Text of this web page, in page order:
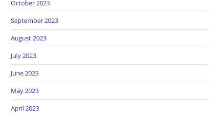
October 2023
September 2023
August 2023
July 2023
June 2023
May 2023
April 2023